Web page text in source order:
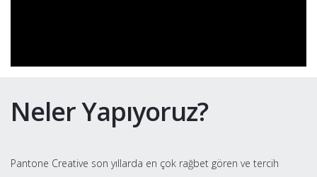
Neler Yapıyoruz?
Pantone Creative son yıllarda en çok rağbet gören ve tercih